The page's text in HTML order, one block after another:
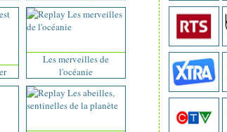
Les merveilles de
l'océanie